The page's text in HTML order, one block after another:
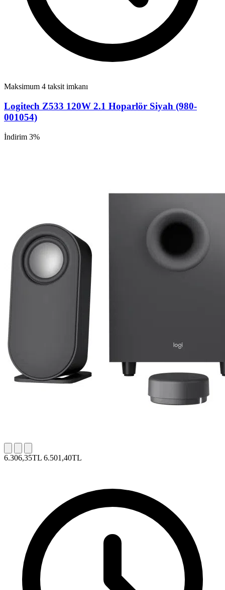
Maksimum 4 taksit imkanı
Logitech Z533 120W 2.1 Hoparlör Siyah (980-
001054)
İndirim 3%
6.306,35TL 6.501,40TL